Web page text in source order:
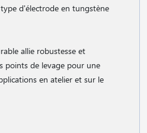
d'électrode en tungstène
allie robustesse et
points de levage pour une
en atelier et sur le